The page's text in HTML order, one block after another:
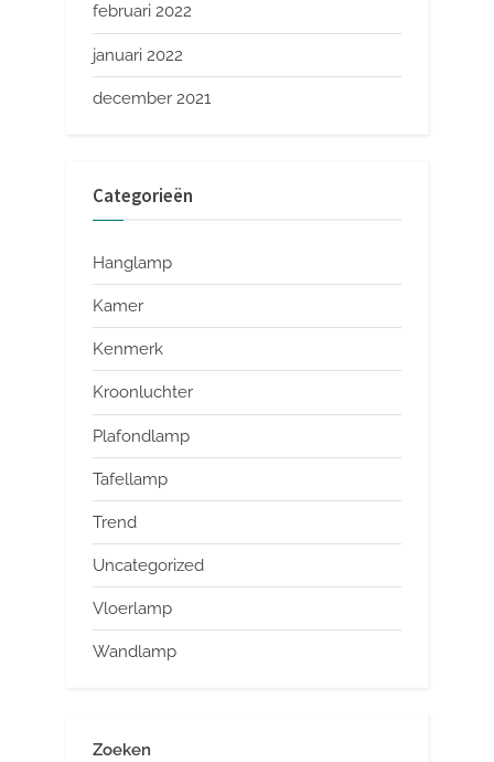
februari 2022
januari 2022
december 2021
Categorieën
Hanglamp
Kamer
Kenmerk
Kroonluchter
Plafondlamp
Tafellamp
Trend
Uncategorized
Vloerlamp
Wandlamp
Zoeken